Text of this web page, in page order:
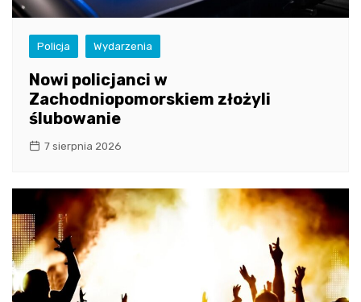
Policja Wydarzenia
Nowi policjanci w
Zachodniopomorskiem złożyli
ślubowanie
7 sierpnia 2026